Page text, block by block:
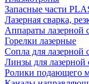
Запасные части
Лазерная сварка,
Аппараты лазерной
Горелки лазерные
Сопла для лазерной
Линзы для лазерной
Ролики подающего